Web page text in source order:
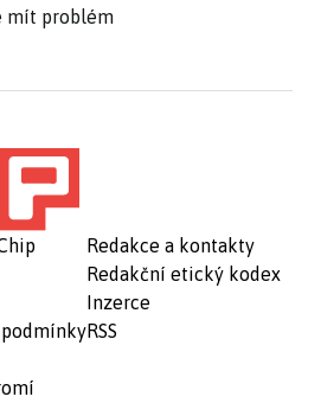
mít problém
Redakce a kontakty
Redakční etický kodex
Inzerce
RSS